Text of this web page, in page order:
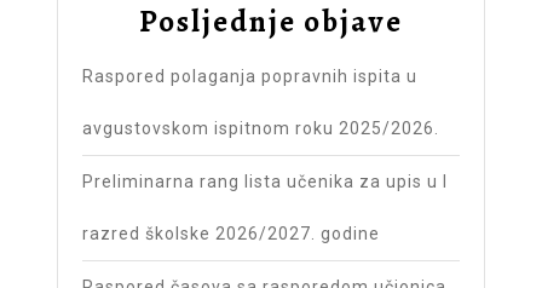
Posljednje objave
Raspored polaganja popravnih ispita u
avgustovskom ispitnom roku 2025/2026.
Preliminarna rang lista učenika za upis u I
razred školske 2026/2027. godine